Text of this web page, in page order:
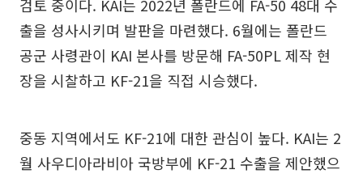
검토 중이다. KAI는 2022년 폴란드에 FA-50 48대 수
출을 성사시키며 발판을 마련했다. 6월에는 폴란드
공군 사령관이 KAI 본사를 방문해 FA-50PL 제작 현
장을 시찰하고 KF-21을 직접 시승했다.
중동 지역에서도 KF-21에 대한 관심이 높다. KAI는 2
월 사우디아라비아 국방부에 KF-21 수출을 제안했으